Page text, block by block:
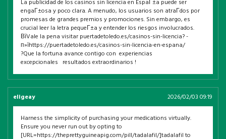
La publicidad de los casinos sin licencia en EspaГ±a puede ser
engaГ±osa y poco clara. A menudo, los usuarios son atraГ­dos por
promesas de grandes premios y promociones. Sin embargo, es
crucial leer la letra pequeГ±a y entender los riesgos involucrados.
ВїVale la pena visitar puertadetoledo.es/casinos-sin-licencia? -
п»їhttps://puertadetoledo.es/casinos-sin-licencia-en-espana/
?Que la fortuna avance contigo con experiencias
excepcionales resultados extraordinarios !
eligeay 2026/02/03 09:19
Harness the simplicity of purchasing your medications virtually.
Ensure you never run out by opting to
[URL=https://theprettyguineapig.com/pill/tadalafil/]tadalafil to